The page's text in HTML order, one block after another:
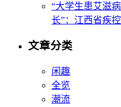
“大学生患艾滋
长”：江西省疾
文章分类
闲趣
全览
潮流